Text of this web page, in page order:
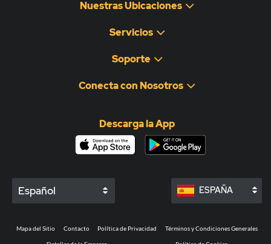
Nuestras Ubicaciones
Servicios
Soporte
Conecta con Nosotros
Descarga la App
Español ESPAÑA
Mapa del Sitio Contacto Política de Privacidad Términos y Condiciones Generales